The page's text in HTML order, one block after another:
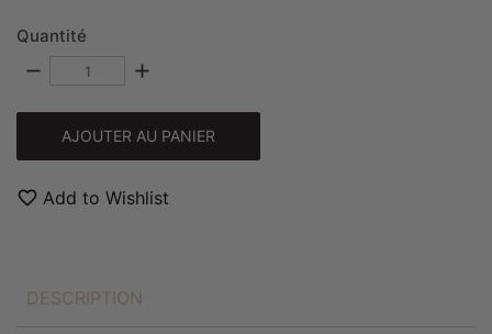
Quantité
remove add
AJOUTER AU PANIER
favorite_border Add to Wishlist
DESCRIPTION